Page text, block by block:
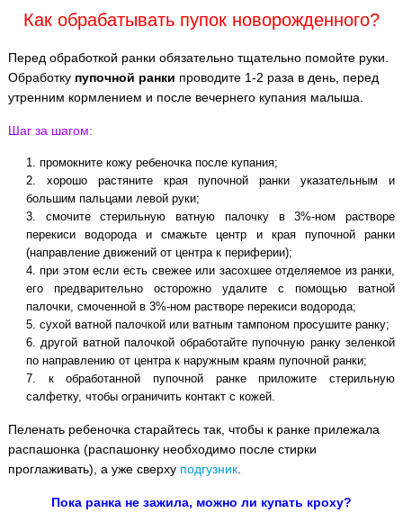
Как обрабатывать пупок новорожденного?
Перед обработкой ранки обязательно тщательно помойте руки.
Обработку пупочной ранки проводите 1-2 раза в день, перед
утренним кормлением и после вечернего купания малыша.
Шаг за шагом:
промокните кожу ребеночка после купания;
хорошо растяните края пупочной ранки указательным и
большим пальцами левой руки;
смочите стерильную ватную палочку в 3%-ном растворе
перекиси водорода и смажьте центр и края пупочной ранки
(направление движений от центра к периферии);
при этом если есть свежее или засохшее отделяемое из ранки,
его предварительно осторожно удалите с помощью ватной
палочки, смоченной в 3%-ном растворе перекиси водорода;
сухой ватной палочкой или ватным тампоном просушите ранку;
другой ватной палочкой обработайте пупочную ранку зеленкой
по направлению от центра к наружным краям пупочной ранки;
к обработанной пупочной ранке приложите стерильную
салфетку, чтобы ограничить контакт с кожей.
Пеленать ребеночка старайтесь так, чтобы к ранке прилежала
распашонка (распашонку необходимо после стирки
проглаживать), а уже сверху подгузник.
Пока ранка не зажила, можно ли купать кроху?